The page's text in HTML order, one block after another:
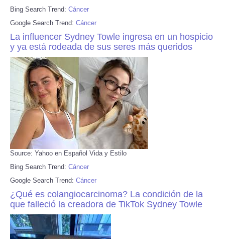
Bing Search Trend: Cáncer
Google Search Trend: Cáncer
La influencer Sydney Towle ingresa en un hospicio
y ya está rodeada de sus seres más queridos
Source: Yahoo en Español Vida y Estilo
Bing Search Trend: Cáncer
Google Search Trend: Cáncer
¿Qué es colangiocarcinoma? La condición de la
que falleció la creadora de TikTok Sydney Towle